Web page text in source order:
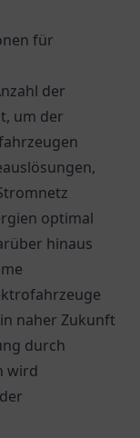
für
der
um der
optimal
hinaus
naher Zukunft
durch
wird